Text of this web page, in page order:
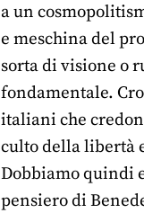
a un
e meschina del
sorta di visione o
fondamentale.
italiani che
culto della libertà
Dobbiamo quindi
pensiero di